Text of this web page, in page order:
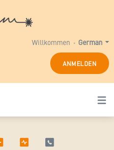
German
Willkommen
ANMELDEN